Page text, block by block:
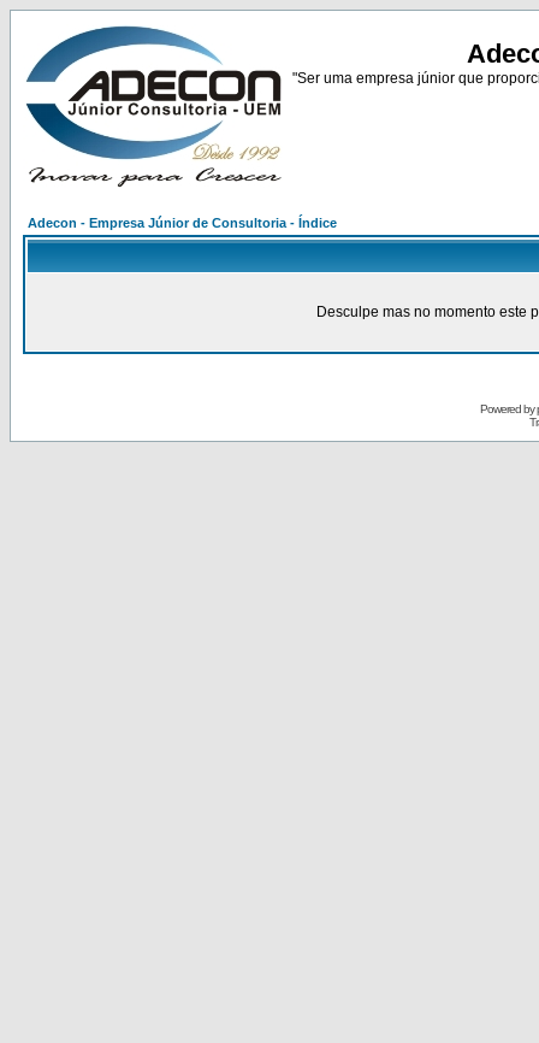
"Ser uma empresa júnior que
Adecon - Empresa Júnior de Consultoria - Índice
Desculpe mas no momento este
Powered by